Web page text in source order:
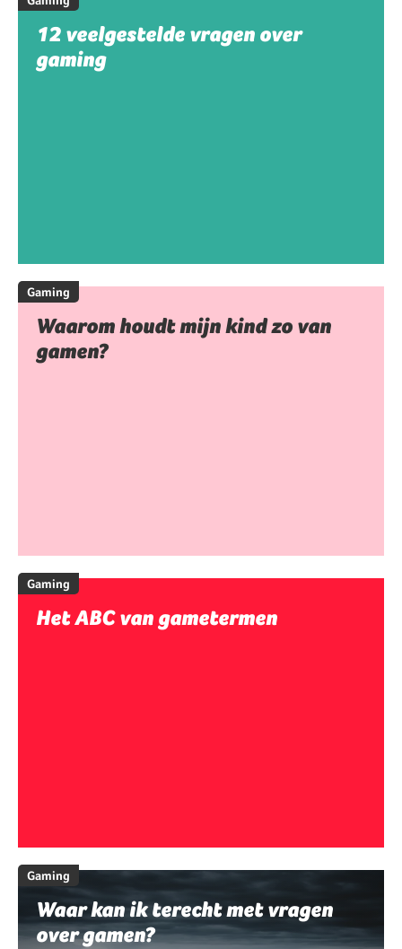
12 veelgestelde vragen over
gaming
Gaming
Waarom houdt mijn kind zo van
gamen?
Gaming
Het ABC van gametermen
Gaming
Waar kan ik terecht met vragen
over gamen?